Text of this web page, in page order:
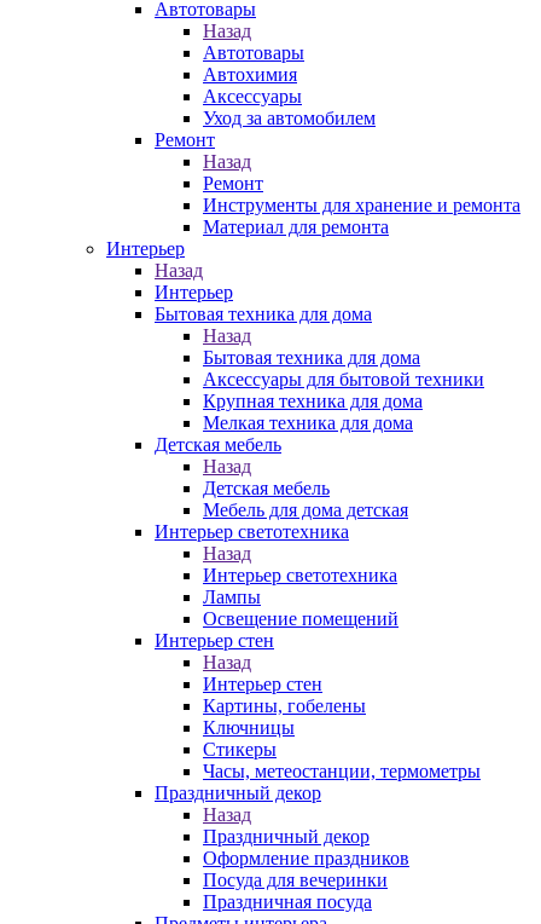
Автотовары
Назад
Автотовары
Автохимия
Аксессуары
Уход за автомобилем
Ремонт
Назад
Ремонт
Инструменты для хранение и ремонта
Материал для ремонта
Интерьер
Назад
Интерьер
Бытовая техника для дома
Назад
Бытовая техника для дома
Аксессуары для бытовой техники
Крупная техника для дома
Мелкая техника для дома
Детская мебель
Назад
Детская мебель
Мебель для дома детская
Интерьер светотехника
Назад
Интерьер светотехника
Лампы
Освещение помещений
Интерьер стен
Назад
Интерьер стен
Картины, гобелены
Ключницы
Стикеры
Часы, метеостанции, термометры
Праздничный декор
Назад
Праздничный декор
Оформление праздников
Посуда для вечеринки
Праздничная посуда